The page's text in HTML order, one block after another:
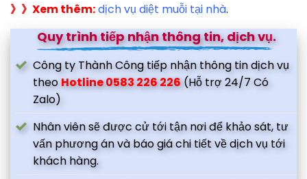
》》Xem thêm:dịch vụ diệt muỗi tại nhà.
Quy trình tiếp nhận thông tin, dịch vụ.
Công ty Thành Công tiếp nhận thông tin dịch vụ
theo Hotline 0583 226 226(Hỗ trợ 24/7 Có
Zalo)
Nhân viên sẽ được cử tới tận nơi để khảo sát, tư
vấn phương án và báo giá chi tiết về dịch vụ tới
khách hàng.